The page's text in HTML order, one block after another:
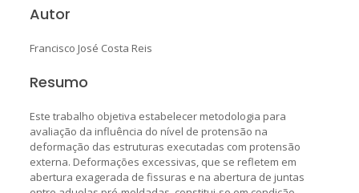
Autor
Francisco José Costa Reis
Resumo
Este trabalho objetiva estabelecer metodologia para
avaliação da influência do nível de protensão na
deformação das estruturas executadas com protensão
externa. Deformações excessivas, que se refletem em
abertura exagerada de fissuras e na abertura de juntas